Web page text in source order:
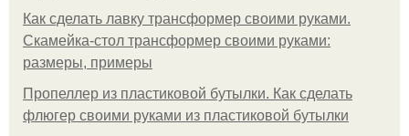
Как сделать лавку трансформер своими руками.
Скамейка-стол трансформер своими руками:
размеры, примеры
Пропеллер из пластиковой бутылки. Как сделать
флюгер своими руками из пластиковой бутылки